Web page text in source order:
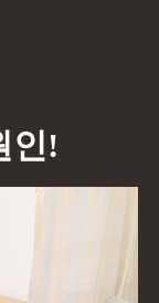
인!